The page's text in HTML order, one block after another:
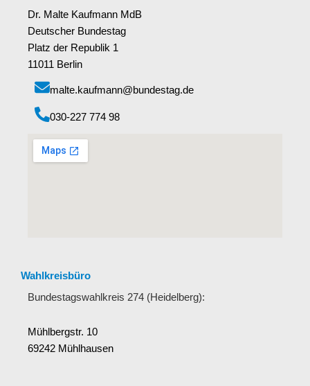
Dr. Malte Kaufmann MdB
Deutscher Bundestag
Platz der Republik 1
11011 Berlin
malte.kaufmann@bundestag.de
‭030-227 774 98‬
Wahlkreisbüro
Bundestagswahlkreis 274 (Heidelberg):
Mühlbergstr. 10
69242 Mühlhausen